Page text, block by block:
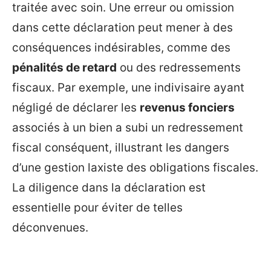
traitée avec soin. Une erreur ou omission
dans cette déclaration peut mener à des
conséquences indésirables, comme des
pénalités de retard ou des redressements
fiscaux. Par exemple, une indivisaire ayant
négligé de déclarer les revenus fonciers
associés à un bien a subi un redressement
fiscal conséquent, illustrant les dangers
d’une gestion laxiste des obligations fiscales.
La diligence dans la déclaration est
essentielle pour éviter de telles
déconvenues.